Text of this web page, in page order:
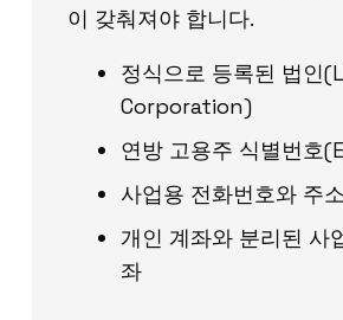
이 갖춰져야 합니다.
정식으로 등록된 법인
Corporation)
연방 고용주 식별번호
사업용 전화번호와 주소
개인 계좌와 분리된 사
좌